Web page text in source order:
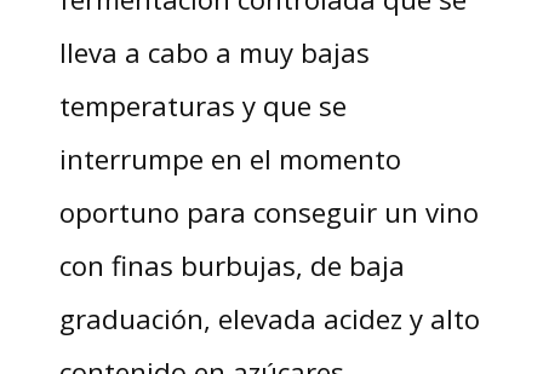
lleva a cabo a muy bajas
temperaturas y que se
interrumpe en el momento
oportuno para conseguir un vino
con finas burbujas, de baja
graduación, elevada acidez y alto